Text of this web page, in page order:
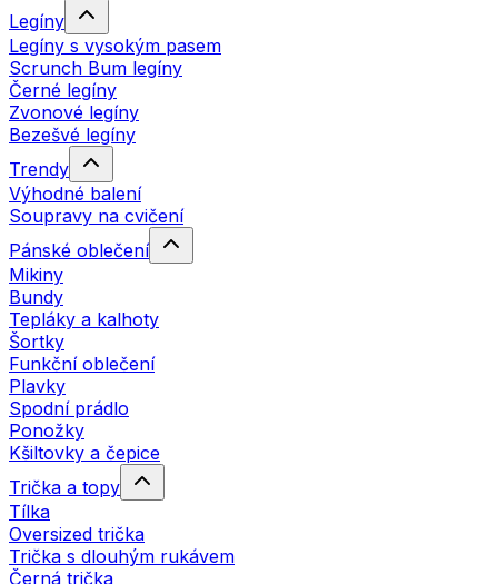
Legíny
Legíny s vysokým pasem
Scrunch Bum legíny
Černé legíny
Zvonové legíny
Bezešvé legíny
Trendy
Výhodné balení
Soupravy na cvičení
Pánské oblečení
Mikiny
Bundy
Tepláky a kalhoty
Šortky
Funkční oblečení
Plavky
Spodní prádlo
Ponožky
Kšiltovky a čepice
Trička a topy
Tílka
Oversized trička
Trička s dlouhým rukávem
Černá trička